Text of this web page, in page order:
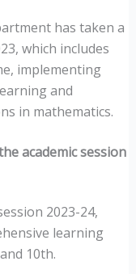
has taken a
which includes
implementing
and
in mathematics.
academic session
2023-24,
learning
10th.